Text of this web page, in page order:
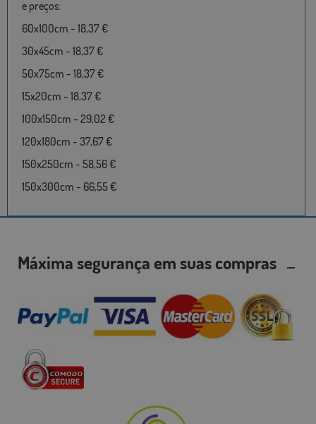
e preços:
60x100cm - 18,37 €
30x45cm - 18,37 €
50x75cm - 18,37 €
15x20cm - 18,37 €
100x150cm - 29,02 €
120x180cm - 37,67 €
150x250cm - 58,56 €
150x300cm - 66,55 €
Máxima segurança em suas compras